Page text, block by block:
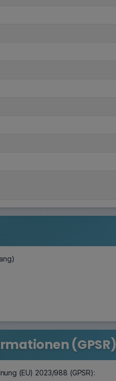
(GPSR)
(EU) 2023/988 (GPSR):